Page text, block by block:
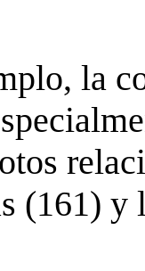
la
(161) y